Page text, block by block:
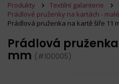
Produkty Textilní galanterie
Prádlové pruženky na kartách -
Prádlová pruženka na kartě šíře 11
Prádlová pruženka
mm (#100005)